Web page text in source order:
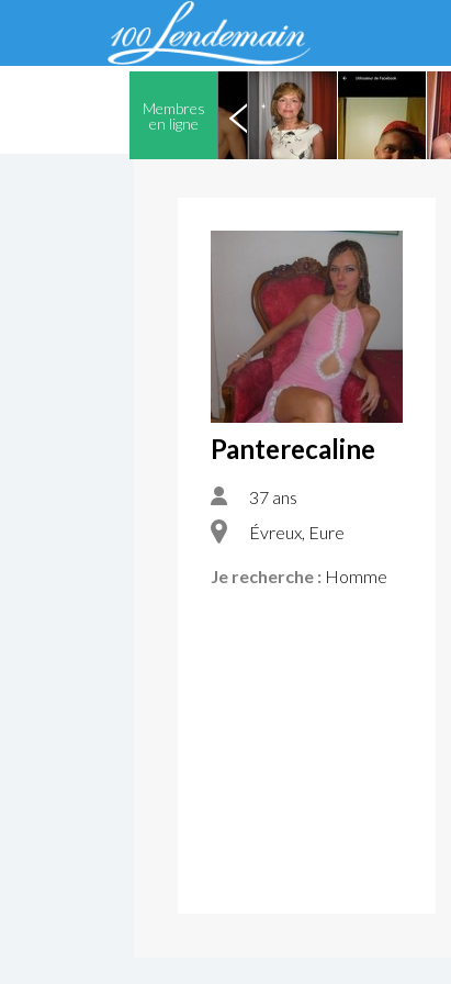
Membres
en ligne
Panterecaline
37 ans
Évreux, Eure
Je recherche : Homme